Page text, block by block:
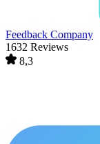
Feedback Company
1632 Reviews
8,3